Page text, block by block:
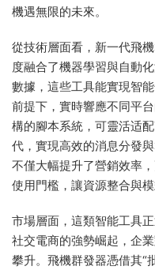
機遇無限的未來。
從技術層面看，新一代飛
度融合了機器學習與自動
數據，這些工具能實現智
前提下，實時響應不同平
構的腳本系統，可靈活适
代，實現高效的消息分發
不僅大幅提升了營銷效率
使用門檻，讓資源整合與模
市場層面，這類智能工具
社交電商的強勢崛起，企
攀升。飛機群發器憑借其“